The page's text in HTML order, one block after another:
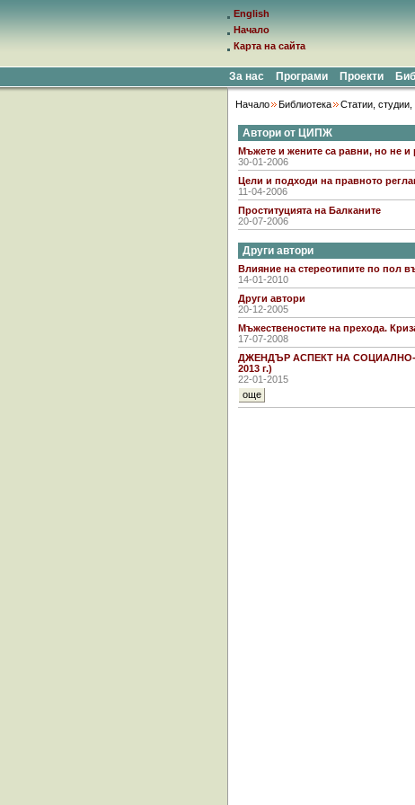
English
Начало
Карта на сайта
За нас Програми Проекти
Начало Библиотека Статии, студии,
Автори от ЦИПЖ
Мъжете и жените са равни, но не и
30-01-2006
Цели и подходи на правното
11-04-2006
Проституцията на Балканите
20-07-2006
Други автори
Влияние на стереотипите по пол
14-01-2010
Други автори
20-12-2005
Мъжественостите на прехода.
17-07-2008
ДЖЕНДЪР АСПЕКТ НА
2013 г.)
22-01-2015
още